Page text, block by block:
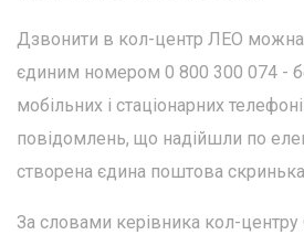
Дзвонити в кол-центр ЛЕО можна
єдиним номером 0 800 300 074 -
мобільних і стаціонарних
повідомлень, що надійшли по
створена єдина поштова
За словами керівника кол-центру